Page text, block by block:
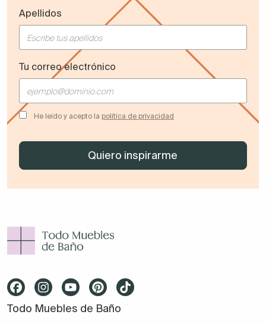
Apellidos
Tu correo electrónico
He leído y acepto la política de privacidad
Todo Muebles de Baño